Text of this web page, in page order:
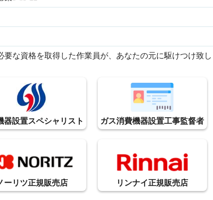
要な資格を取得した作業員が、あなたの元に駆けつけ致し
器設置スペシャリスト ガス消費機器設置工事監督者
ーリツ正規販売店 リンナイ正規販売店